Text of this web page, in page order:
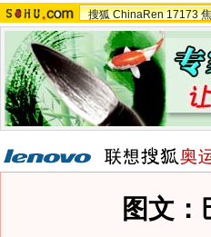
搜狐 ChinaRen 17173
图文